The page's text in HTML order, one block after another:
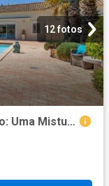
12 fotos
Fuga pelo Campo em Moncarapacho: Uma Mistura de Privacidade, Conforto e Beleza Natural